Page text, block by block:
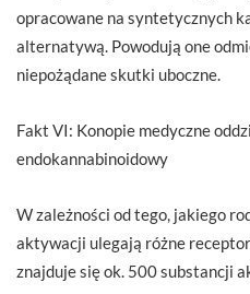
opracowane na syntetycznych
alternatywą. Powodują one
niepożądane skutki uboczne.
Fakt VI: Konopie medyczne
endokannabinoidowy
W zależności od tego, jakiego
aktywacji ulegają różne
znajduje się ok. 500 substancji